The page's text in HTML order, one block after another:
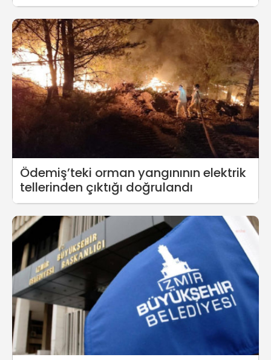
Ödemiş’teki orman yangınının elektrik
tellerinden çıktığı doğrulandı